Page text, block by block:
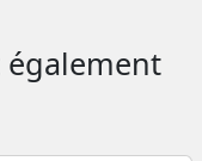
également